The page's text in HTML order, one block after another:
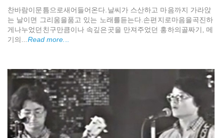
찬바람이문틈으로새어들어온다.날씨가 스산하고 마음까지 가라앉
는 날이면 그리움을품고 있는 노래를듣는다.손편지로마음을곡진하
게나누었던친구만큼이나 속깊은곳을 만져주었던 홍하의골짜기, 메
기의... Read more...